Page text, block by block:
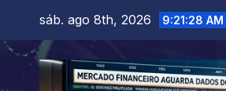
content
sáb. ago 8th, 2026 9:21:29 AM